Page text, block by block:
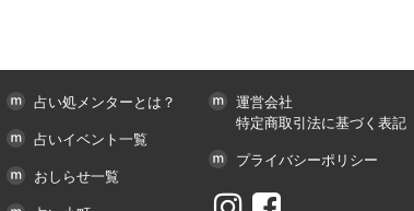
占い処メンターとは？
占いイベント一覧
おしらせ一覧
運営会社
特定商取引法に基づく表記
プライバシーポリシー